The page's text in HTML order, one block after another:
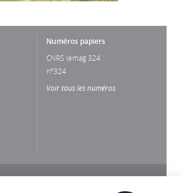
Numéros papiers
CNRS lemag 324
n°324
Voir tous les numéros